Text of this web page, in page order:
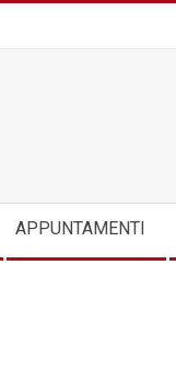
APPUNTAMENTI